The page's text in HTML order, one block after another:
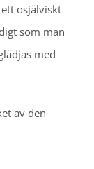
osjälviskt
som man
med
av den